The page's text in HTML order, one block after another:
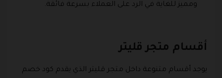
ومميز للغاية في الرد على العملاء بسرعة فائقة.
أقسام متجر قليتر
يوجد أقسام متنوعة داخل متجر قليتر الذي يقدم كود خصم